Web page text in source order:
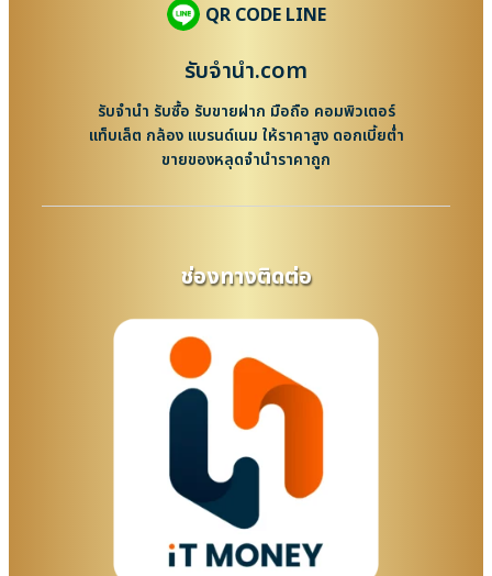
QR CODE LINE
รับจํานํา.com
รับจำนำ รับซื้อ รับขายฝาก มือถือ คอมพิวเตอร์
แท็บเล็ต กล้อง แบรนด์เนม ให้ราคาสูง ดอกเบี้ยต่ำ
ขายของหลุดจำนำราคาถูก
ช่องทางติดต่อ